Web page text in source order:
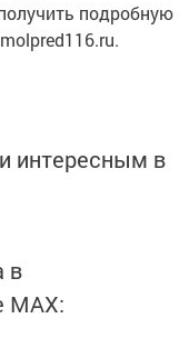
подробную
интересным в
в
MАХ: